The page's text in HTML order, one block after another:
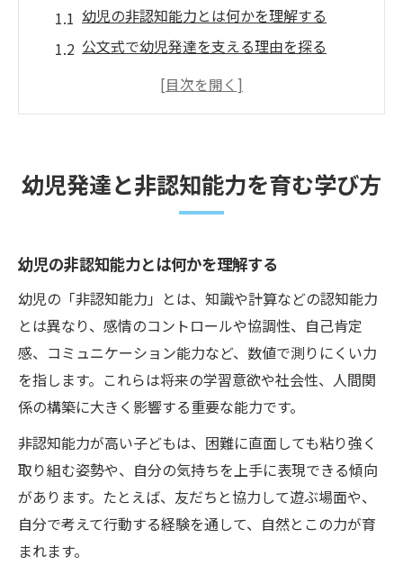
幼児の非認知能力とは何かを理解する
公文式で幼児発達を支える理由を探る
非認知能力を伸ばす幼児期の特徴的な学び
鶴見区で公文式が注目される理由とは
幼児非認知能力を公文式が伸ばす仕組み
背景
公文式学習法の幼児発達サポート効果
保護者の口コミに見る幼児発達の変化
鶴見区療育と公文式の連携ポイントとは
非認知能力の伸ばし方を家庭で実践
幼児発達と家庭環境の関係を考える
非認知能力を育む日常の声かけアイデア
家庭でできる公文式的な学習サイクル
幼児非認知能力を支える親子コミュニケー
ション
幼児発達と非認知能力を育む学び方
幼児の非認知能力とは何かを理解する
幼児の「非認知能力」とは、知識や計算などの認知能力
とは異なり、感情のコントロールや協調性、自己肯定
感、コミュニケーション能力など、数値で測りにくい力
を指します。これらは将来の学習意欲や社会性、人間関
係の構築に大きく影響する重要な能力です。
非認知能力が高い子どもは、困難に直面しても粘り強く
取り組む姿勢や、自分の気持ちを上手に表現できる傾向
があります。たとえば、友だちと協力して遊ぶ場面や、
自分で考えて行動する経験を通して、自然とこの力が育
まれます。